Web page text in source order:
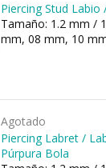
Piercing Stud
Tamaño: 1.2 mm /
mm, 08 mm, 10
Agotado
Piercing Labret /
Púrpura Bola